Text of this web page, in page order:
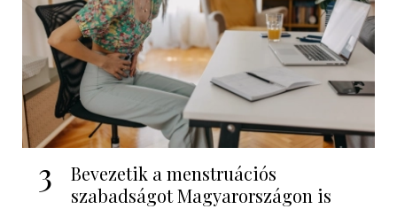
3
Bevezetik a menstruációs
szabadságot Magyarországon is